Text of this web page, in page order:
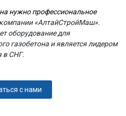
нужно профессиональное
компании «АлтайСтройМаш».
оборудование для
газобетона и является лидером
в СНГ.
с нами